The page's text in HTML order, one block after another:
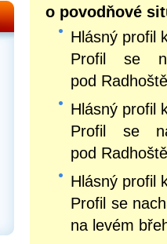
o povodňové
Hlásný profil
Profil se
pod
Hlásný profil
Profil se
pod
Hlásný profil
Profil se
na levém